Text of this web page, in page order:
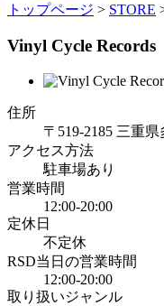
トップページ > STORE
Vinyl Cycle Records
住所
〒519-2185 三重
アクセス方法
駐車場あり
営業時間
12:00-20:00
定休日
不定休
RSD当日の営業時間
12:00-20:00
取り扱いジャンル